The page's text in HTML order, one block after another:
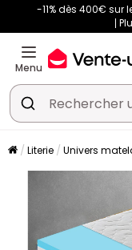
-11% dès 400€ sur
Menu
Literie Univers